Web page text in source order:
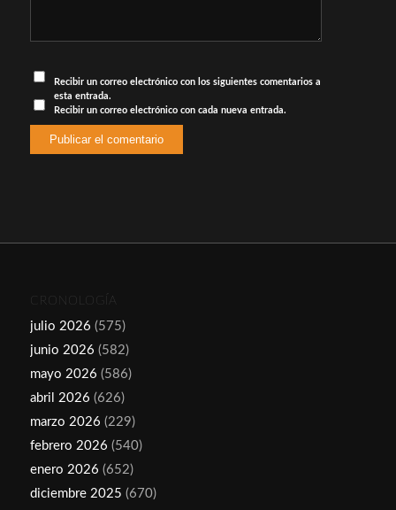
Recibir un correo electrónico con los siguientes comentarios a
esta entrada.
Recibir un correo electrónico con cada nueva entrada.
CRONOLOGÍA
julio 2026 (575)
junio 2026 (582)
mayo 2026 (586)
abril 2026 (626)
marzo 2026 (229)
febrero 2026 (540)
enero 2026 (652)
diciembre 2025 (670)